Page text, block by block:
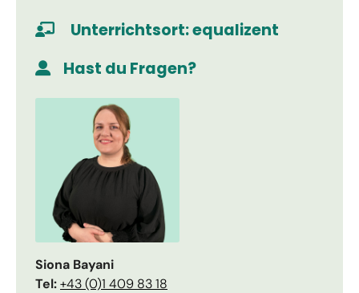
powered byUsercentrics
&eRecht24
Unterrichtsort: equalizent
Hast du Fragen?
Siona Bayani
Tel:+43 (0)1 409 83 18